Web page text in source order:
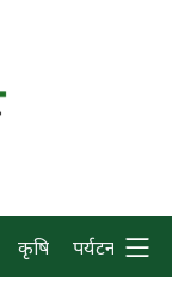
कृषि पर्यटन प्रवास